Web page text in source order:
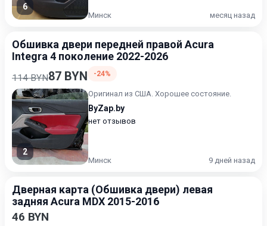
6
Минск месяц назад
Обшивка двери передней правой Acura
Integra 4 поколение 2022-2026
114 BYN87 BYN -24%
2
Оригинал из США. Хорошее состояние.
ByZap.by
нет отзывов
Минск 9 дней назад
Дверная карта (Обшивка двери) левая
задняя Acura MDX 2015-2016
46 BYN